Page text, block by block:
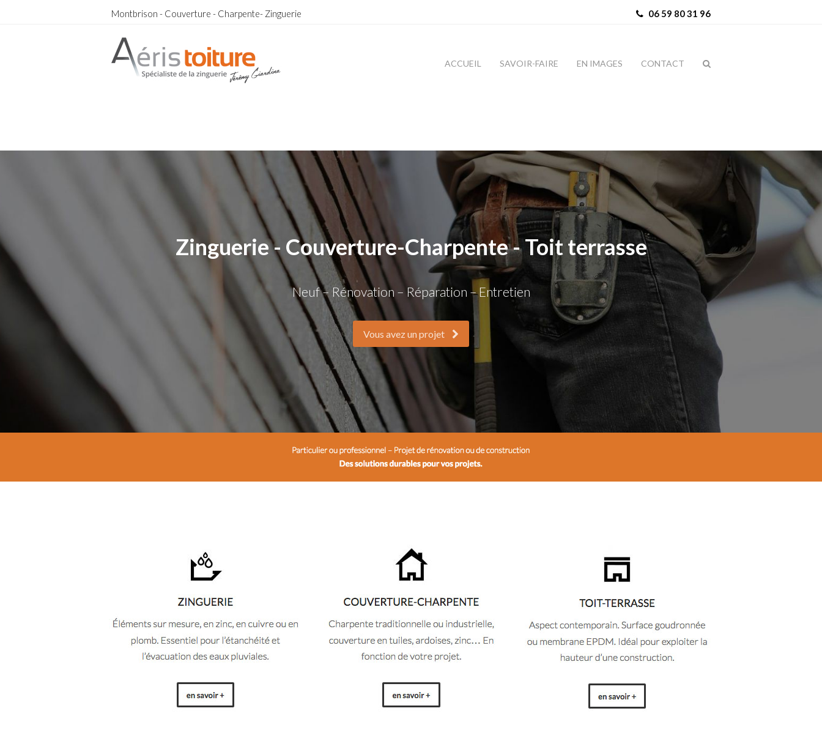
Montbrison - Couverture - Charpente- Zinguerie 06 59 80 31 96
ACCUEIL SAVOIR-FAIRE EN IMAGES CONTACT
Zinguerie - Couverture-Charpente - Toit terrasse
Neuf – Rénovation – Réparation – Entretien
Vous avez un projet